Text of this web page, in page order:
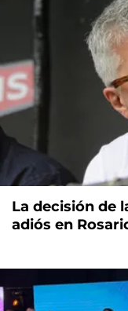
La decisión de
adiós en